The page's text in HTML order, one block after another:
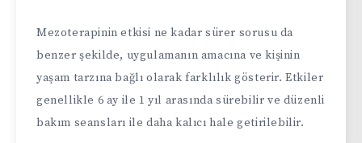
Mezoterapinin etkisi ne kadar sürer sorusu da
benzer şekilde, uygulamanın amacına ve kişinin
yaşam tarzına bağlı olarak farklılık gösterir. Etkiler
genellikle 6 ay ile 1 yıl arasında sürebilir ve düzenli
bakım seansları ile daha kalıcı hale getirilebilir.